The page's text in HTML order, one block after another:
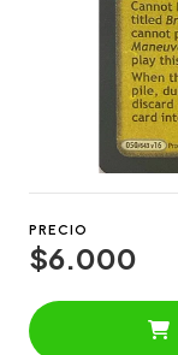
PRECIO
$6.000